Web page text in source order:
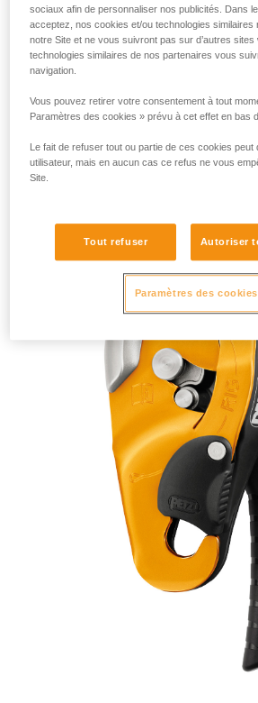
sociaux afin de personnaliser nos publicités. Dans
acceptez, nos cookies et/ou technologies similaires
notre Site et ne vous suivront pas sur d’autres
technologies similaires de nos partenaires vous
navigation.
Vous pouvez retirer votre consentement à tout
Paramètres des cookies » prévu à cet effet en bas
Le fait de refuser tout ou partie de ces cookies
utilisateur, mais en aucun cas ce refus ne vous
Site.
Tout refuser Autoriser
Paramètres des cookies